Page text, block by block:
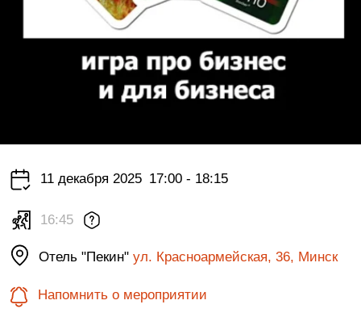
11 декабря 2025 17:00 - 18:15
16:45
Отель "Пекин"ул. Красноармейская, 36, Минск
Напомнить о мероприятии